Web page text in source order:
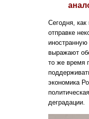
Сегодня,
отправке
выражают
то же время
экономика
деградации.